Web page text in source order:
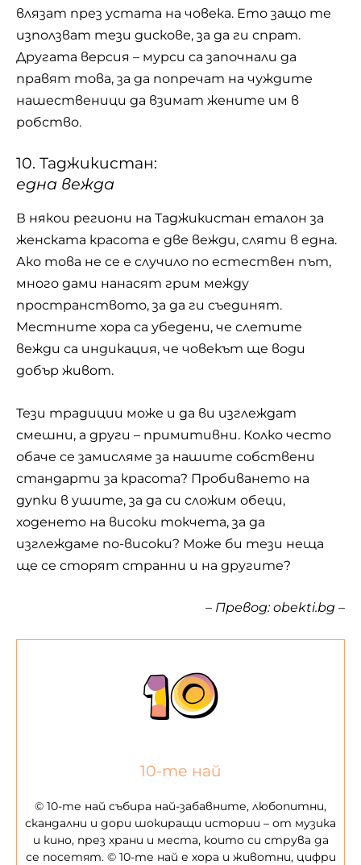
влязат през устата на човека. Ето защо те
използват тези дискове, за да ги спрат.
Другата версия – мурси са започнали да
правят това, за да попречат на чуждите
нашественици да взимат жените им в
робство.
10. Таджикистан:
една вежда
В някои региони на Таджикистан еталон за
женската красота е две вежди, сляти в една.
Ако това не се е случило по естествен път,
много дами нанасят грим между
пространството, за да ги съединят.
Местните хора са убедени, че слетите
вежди са индикация, че човекът ще води
добър живот.
Тези традиции може и да ви изглеждат
смешни, а други – примитивни. Колко често
обаче се замисляме за нашите собствени
стандарти за красота? Пробиването на
дупки в ушите, за да си сложим обеци,
ходенето на високи токчета, за да
изглеждаме по-високи? Може би тези неща
ще се сторят странни и на другите?
– Превод:obekti.bg –
10-те най
© 10-те най събира най-забавните, любопитни,
скандални и дори шокиращи истории – от музика
и кино, през храни и места, които си струва да
се посетят. © 10-те най е хора и животни, цифри